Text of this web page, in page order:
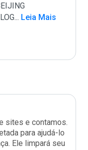
... Leia Mais
sites e contamos.
para ajudá-lo
Ele limpará seu